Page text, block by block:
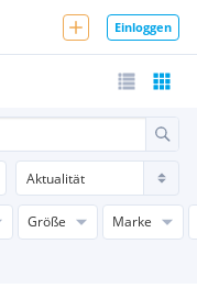
Einloggen
Größe Marke